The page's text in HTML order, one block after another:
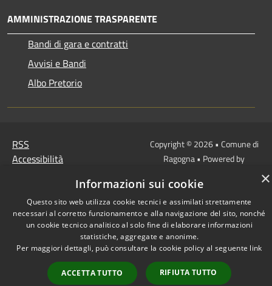
AMMINISTRAZIONE TRASPARENTE
Bandi di gara e contratti
Avvisi e Bandi
Albo Pretorio
RSS
Accessibilità
Mappa del sito
Come ci visita il cittadino
Copyright © 2026 • Comune di
Ragogna • Powered by
redazione
×
Informazioni sui cookie
Questo sito web utilizza cookie tecnici e assimilati strettamente
necessari al corretto funzionamento e alla navigazione del sito, nonché
un cookie tecnico analitico al solo fine di elaborare informazioni
statistiche, aggregate e anonime.
Per maggiori dettagli, può consultare la cookie policy al seguente link
ACCETTA TUTTO RIFIUTA TUTTO